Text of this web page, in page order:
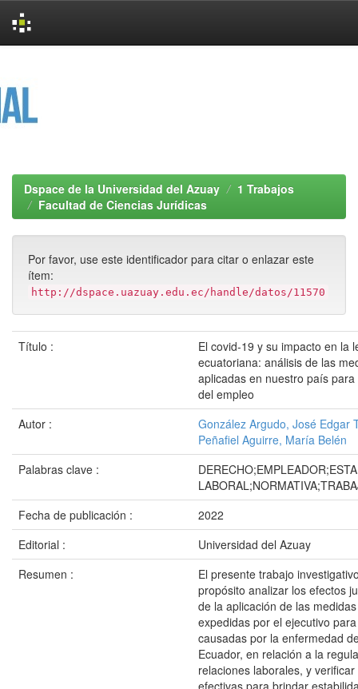
Dspace de la Universidad del Azuay
1 Trabajos
Facultad de Ciencias Jurídicas
Por favor, use este identificador para citar o enlazar este
ítem:
http://dspace.uazuay.edu.ec/handle/datos/11570
Título :
El covid-19 y su impacto en la
ecuatoriana: análisis de las
aplicadas en nuestro país
del empleo
Autor :
González Argudo, José Edgar
Peñafiel Aguirre, María Belén
Palabras clave :
Fecha de publicación :
2022
Editorial :
Universidad del Azuay
Resumen :
El presente trabajo
propósito analizar los efectos
de la aplicación de las
expedidas por el ejecutivo
causadas por la enfermedad
Ecuador, en relación a la
relaciones laborales, y
efectivas para brindar